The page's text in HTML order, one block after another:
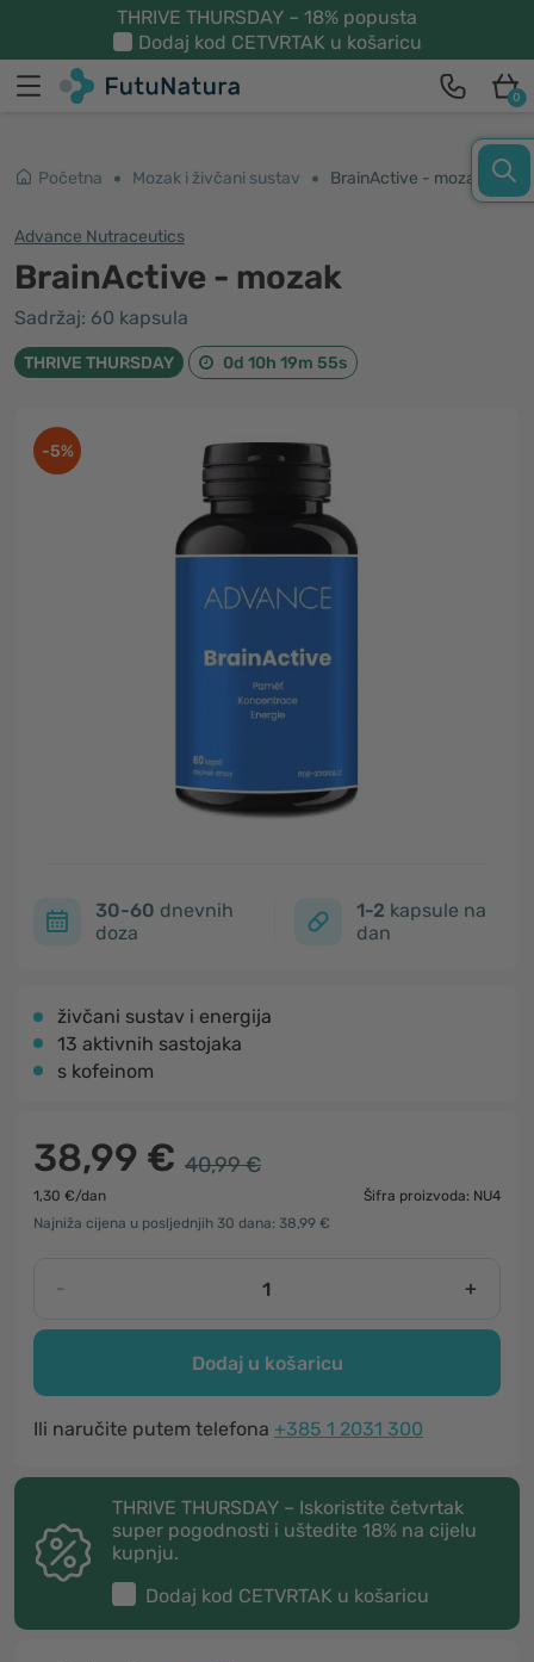
THRIVE THURSDAY – 18% popusta
Dodaj kod CETVRTAK u košaricu
0
Početna Mozak i živčani sustav BrainActive - mozak
Advance Nutraceutics
BrainActive - mozak
Sadržaj: 60 kapsula
THRIVE THURSDAY 0d 10h 19m 54s
-5%
30-60 dnevnih
doza
1-2 kapsule na
dan
živčani sustav i energija
13 aktivnih sastojaka
s kofeinom
38,99 € 40,99 €
1,30 €/dan
Šifra proizvoda: NU4
Najniža cijena u posljednjih 30 dana: 38,99 €
- +
Dodaj u košaricu
Ili naručite putem telefona +385 1 2031 300
THRIVE THURSDAY – Iskoristite četvrtak
super pogodnosti i uštedite 18% na cijelu
kupnju.
Dodaj kod CETVRTAK u košaricu